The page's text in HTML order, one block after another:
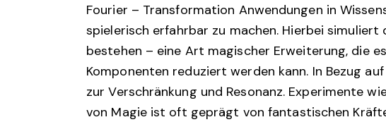
Fourier – Transformation Anwendungen in
spielerisch erfahrbar zu machen. Hierbei
bestehen – eine Art magischer Erweiterung, die
Komponenten reduziert werden kann. In Bezug
zur Verschränkung und Resonanz. Experimente
von Magie ist oft geprägt von fantastischen